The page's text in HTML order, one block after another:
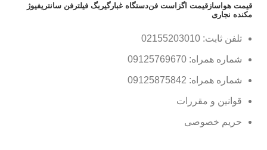
قیمت هواساز قیمت اگزاست فندستگاه غبارگیر بگ فیلتر فن سانتریفیوژ
مکنده نجاری
تلفن ثابت: 02155203010
شماره همراه: 09125769670
شماره همراه: 09125875842
قوانین و مقررات
حریم خصوصی